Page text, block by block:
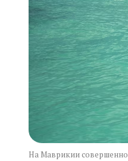
На Маврикии совершенно